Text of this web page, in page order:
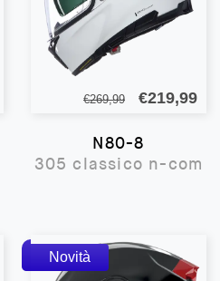
€269,99
Il
originale
era:
€219,99Il
è:
N80-8
305 classico n-com